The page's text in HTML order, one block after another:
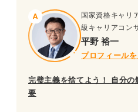
問題33（難
問題34（難
国家資格キャリ
級キャリアコン
平野 裕一
プロフィールを
完璧主義を捨てよう！ 自分の
要
問題7（難易度：★★★☆☆）
問題8（難易度：★★★☆☆）
問題10（難易度：★★★☆☆）